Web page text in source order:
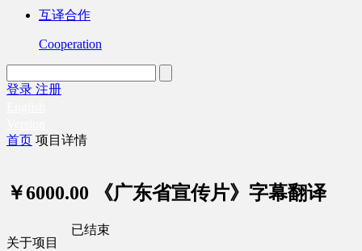
互译合作
Cooperation
登录 注册
首页 项目详情
￥6000.00 《广东省宣传片》字幕翻译
关于项目
已结束